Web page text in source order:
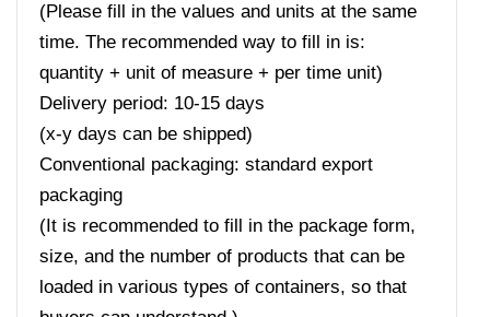
(Please fill in the values ​​and units at the same
time. The recommended way to fill in is:
quantity + unit of measure + per time unit)
Delivery period: 10-15 days
(x-y days can be shipped)
Conventional packaging: standard export
packaging
(It is recommended to fill in the package form,
size, and the number of products that can be
loaded in various types of containers, so that